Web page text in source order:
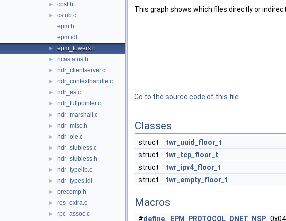
► cpsf.h
►
cstub.c
epm.h
epm.idl
► epm_towers.h
► ncastatus.h
► ndr_clientserver.c
► ndr_contexthandle.c
► ndr_es.c
► ndr_fullpointer.c
► ndr_marshall.c
► ndr_misc.h
► ndr_ole.c
► ndr_stubless.c
► ndr_stubless.h
► ndr_typelib.c
► ndr_types.idl
► precomp.h
► ros_extra.c
► rpc_assoc.c
This graph shows which files directly or
Go to the source code of this file.
Classes
struct
twr_uuid_floor_t
struct
twr_tcp_floor_t
struct
twr_ipv4_floor_t
struct
twr_empty_floor_t
Macros
#define EPM_PROTOCOL_DNET_NSP 0x04